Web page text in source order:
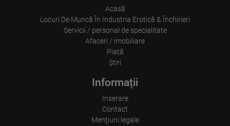
Acasă
Locuri De Muncă În Industria Erotică & Închirieri
Servicii / personal de specialitate
Afaceri / imobiliare
Piață
Ştiri
Informații
Inserare
Contact
Menţiuni legale